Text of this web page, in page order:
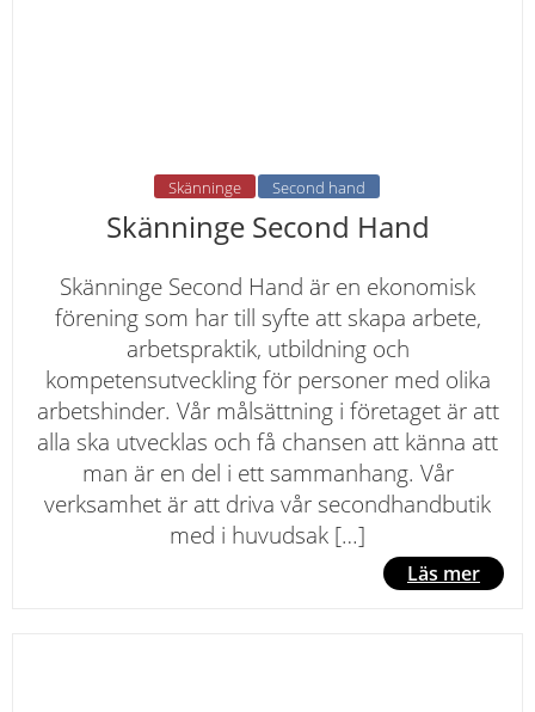
Skänninge Second hand
Skänninge Second Hand
Skänninge Second Hand är en ekonomisk
förening som har till syfte att skapa arbete,
arbetspraktik, utbildning och
kompetensutveckling för personer med olika
arbetshinder. Vår målsättning i företaget är att
alla ska utvecklas och få chansen att känna att
man är en del i ett sammanhang. Vår
verksamhet är att driva vår secondhandbutik
med i huvudsak […]
Läs mer